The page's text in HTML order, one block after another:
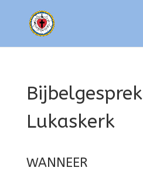
Bijbelgesprek
Lukaskerk
WANNEER